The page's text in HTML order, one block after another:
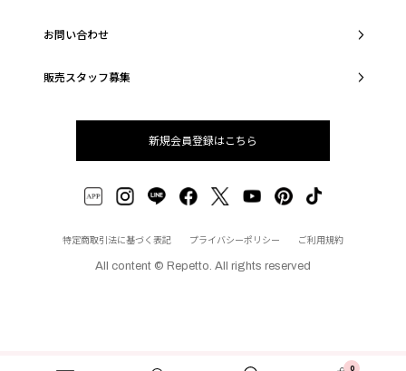
0
お問い合わせ
販売スタッフ募集
新規会員登録はこちら
特定商取引法に基づく表記 プライバシーポリシー ご利用規約
All content © Repetto. All rights reserved